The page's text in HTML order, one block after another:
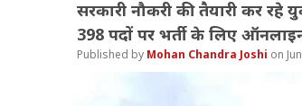
सरकारी नौकरी की तैयारी कर
398 पदों पर भर्ती के लिए
Mohan Chandra Joshi